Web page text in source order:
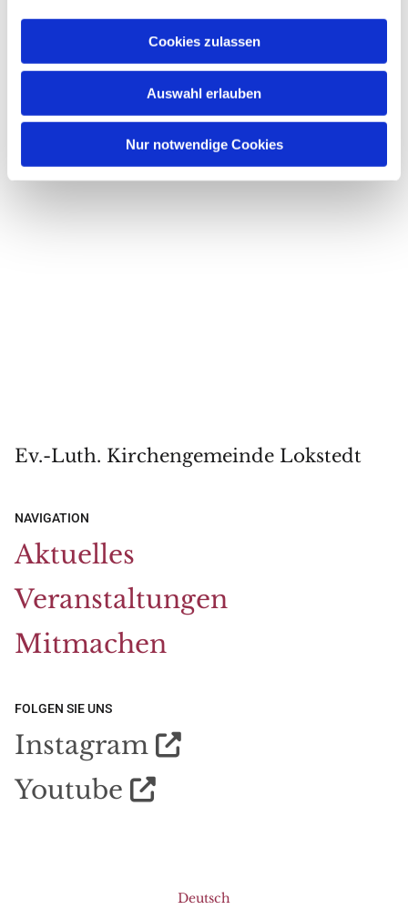
Cookies zulassen
Auswahl erlauben
Nur notwendige Cookies
Ev.-Luth. Kirchengemeinde Lokstedt
NAVIGATION
Aktuelles
Veranstaltungen
Mitmachen
FOLGEN SIE UNS
Instagram 
Youtube 
Deutsch